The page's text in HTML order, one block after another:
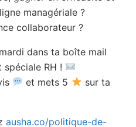
managériale ?
collaborateur ?
dans ta boîte mail
RH !
et mets 5
sur ta
ausha.co/politique-de-